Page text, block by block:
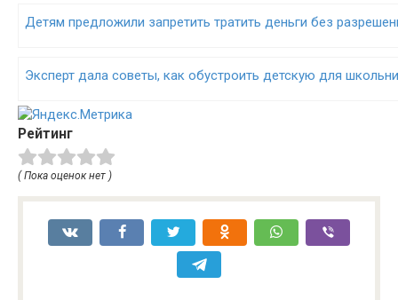
Детям предложили запретить тратить деньги без
Эксперт дала советы, как обустроить детскую для
Рейтинг
( Пока оценок нет )